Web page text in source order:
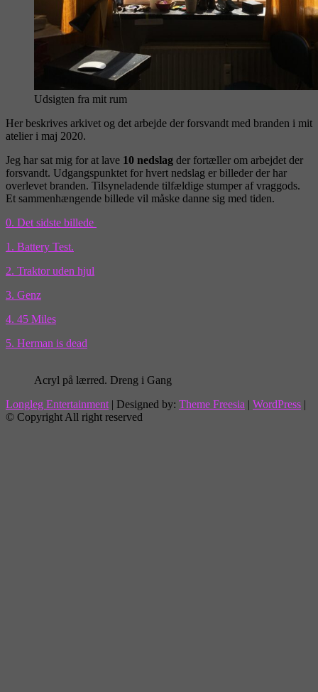
Udsigten fra mit rum
Her beskrives arkivet og det arbejde der forsvandt med branden i mit
atelier i maj 2020.
Jeg har sat mig for at lave 10 nedslag der fortæller om arbejdet der
forsvandt. Udgangspunktet for hvert nedslag er billeder der har
overlevet branden. Tilsyneladende tilfældige stumper af vraggods.
Et sammenhængende billede vil måske danne sig med tiden.
0. Det sidste billede
1. Battery Test.
2. Traktor uden hjul
3. Genz
4. 45 Miles
5. Herman is dead
Acryl på lærred. Dreng i Gang
Longleg Entertainment | Designed by: Theme Freesia | WordPress |
© Copyright All right reserved